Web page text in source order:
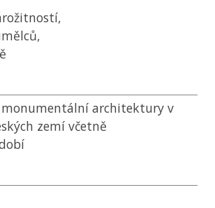
architektury v
zemí včetně